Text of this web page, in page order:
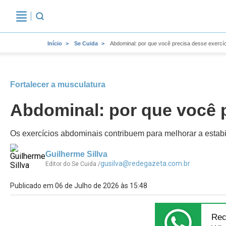
Início Se Cuida Abdominal: por que você precisa desse
Fortalecer a musculatura
Abdominal: por que você
Os exercícios abdominais contribuem para melhorar a
Guilherme Sillva
Editor do Se Cuida /gusilva@redegazeta.com.br
Publicado em 06 de Julho de 2026 às 15:48